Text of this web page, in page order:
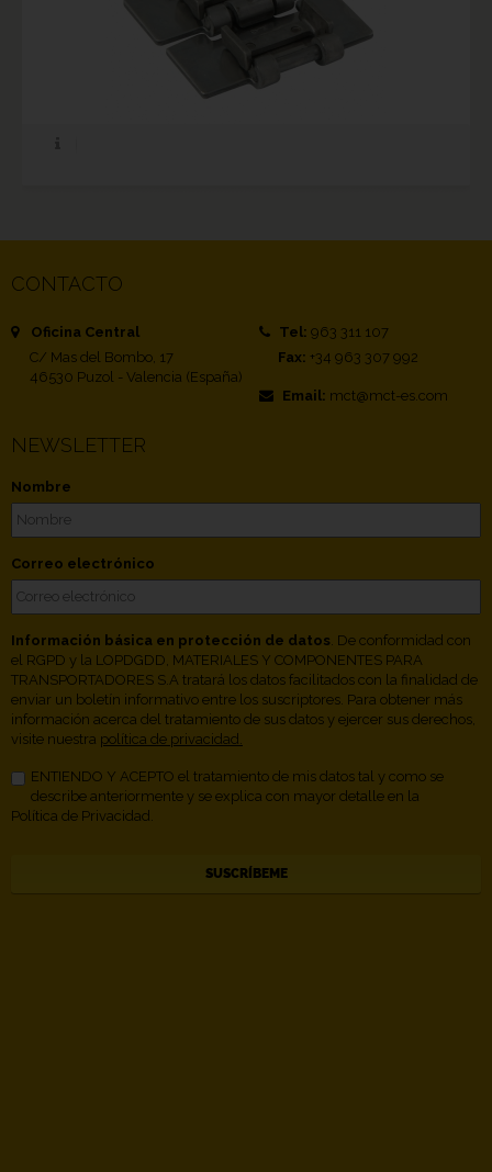
CONTACTO
Oficina Central
C/ Mas del Bombo, 17
46530 Puzol - Valencia (España)
Tel: 963 311 107
Fax: +34 963 307 992
Email: mct@mct-es.com
NEWSLETTER
Nombre
Correo electrónico
Información básica en protección de datos . De conformidad con
el RGPD y la LOPDGDD, MATERIALES Y COMPONENTES PARA
TRANSPORTADORES S.A tratará los datos facilitados con la finalidad de
enviar un boletín informativo entre los suscriptores. Para obtener más
información acerca del tratamiento de sus datos y ejercer sus derechos,
visite nuestra política de privacidad.
ENTIENDO Y ACEPTO el tratamiento de mis datos tal y como se
describe anteriormente y se explica con mayor detalle en la
Política de Privacidad.